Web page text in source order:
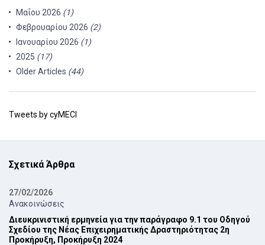
Μαΐου 2026 (1)
Φεβρουαρίου 2026 (2)
Ιανουαρίου 2026 (1)
2025 (17)
Older Articles (44)
Tweets by cyMECI
Σχετικά Άρθρα
27/02/2026
Ανακοινώσεις
Διευκρινιστική ερμηνεία για την παράγραφο 9.1 του Οδηγού
Σχεδίου της Νέας ‎Επιχειρηματικής Δραστηριότητας 2η
Προκήρυξη, Προκήρυξη 2024‎